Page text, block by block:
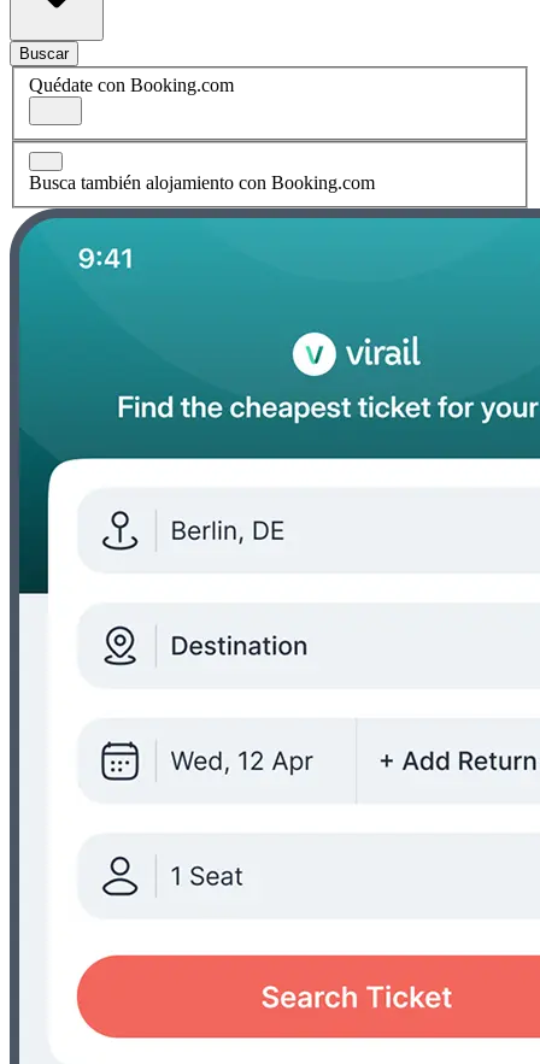
Buscar
Quédate con Booking.com
Busca también alojamiento con Booking.com